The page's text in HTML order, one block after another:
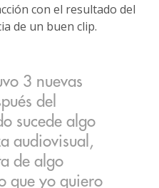
con el resultado del
de un buen clip.
3 nuevas
del
sucede algo
audiovisual,
de algo
que yo quiero